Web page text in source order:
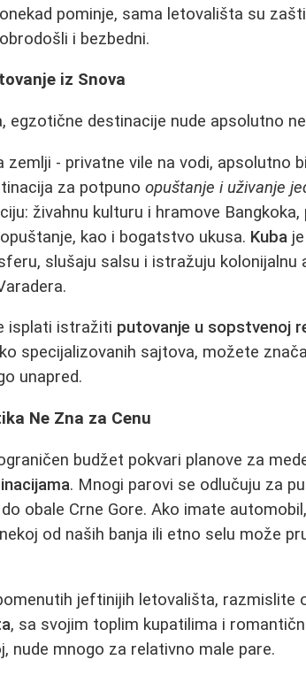
pominje, sama letovališta su
i bezbedni.
iz Snova
egzotične destinacije nude apsolutno
zemlji - privatne vile na vodi, apsolutno
za potpunoopuštanje i uživanje
živahnu kulturu i hramove
kao i bogatstvo ukusa. Kuba
slušaju salsu i istražuju kolonijalnu
isplati istražiti putovanje u sopstvenoj
specijalizovanih sajtova, možete
unapred.
Ne Zna za Cenu
budžet pokvari planove za
. Mnogi parovi se odlučuju za
obale Crne Gore. Ako imate
od naših banja ili etno selu može
jeftinijih letovališta, razmislite
, sa svojim toplim kupatilima i
nude mnogo za relativno male pare.